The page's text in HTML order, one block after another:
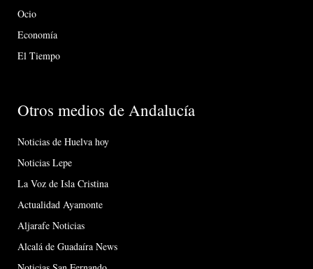
Ocio
Economía
El Tiempo
Otros medios de Andalucía
Noticias de Huelva hoy
Noticias Lepe
La Voz de Isla Cristina
Actualidad Ayamonte
Aljarafe Noticias
Alcalá de Guadaíra News